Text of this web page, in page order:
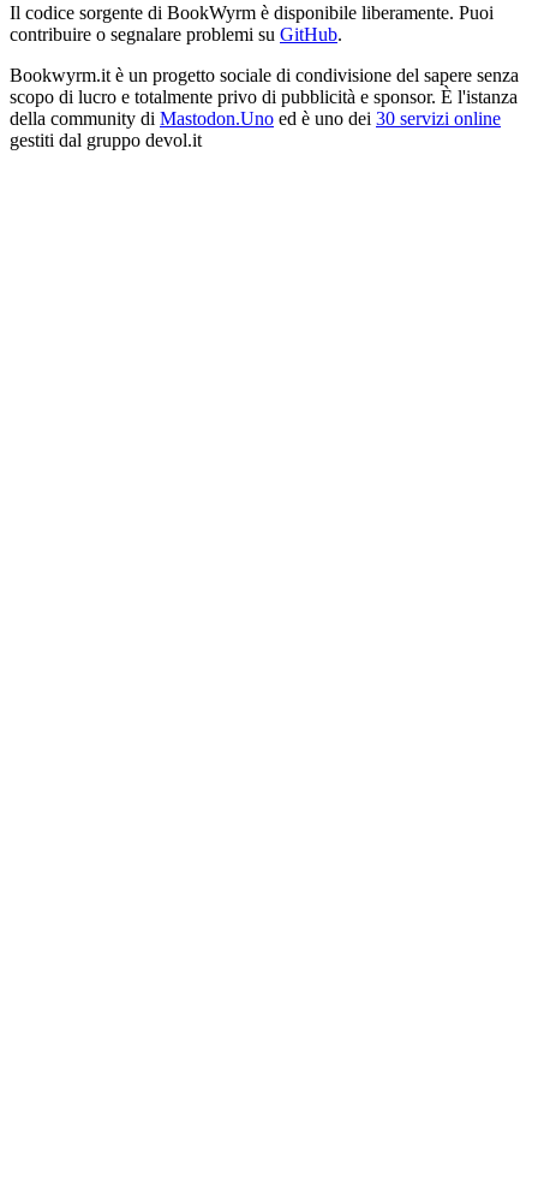
Il codice sorgente di BookWyrm è disponibile liberamente. Puoi
contribuire o segnalare problemi su GitHub.
Bookwyrm.it è un progetto sociale di condivisione del sapere senza
scopo di lucro e totalmente privo di pubblicità e sponsor. È l'istanza
della community di Mastodon.Uno ed è uno dei 30 servizi online
gestiti dal gruppo devol.it